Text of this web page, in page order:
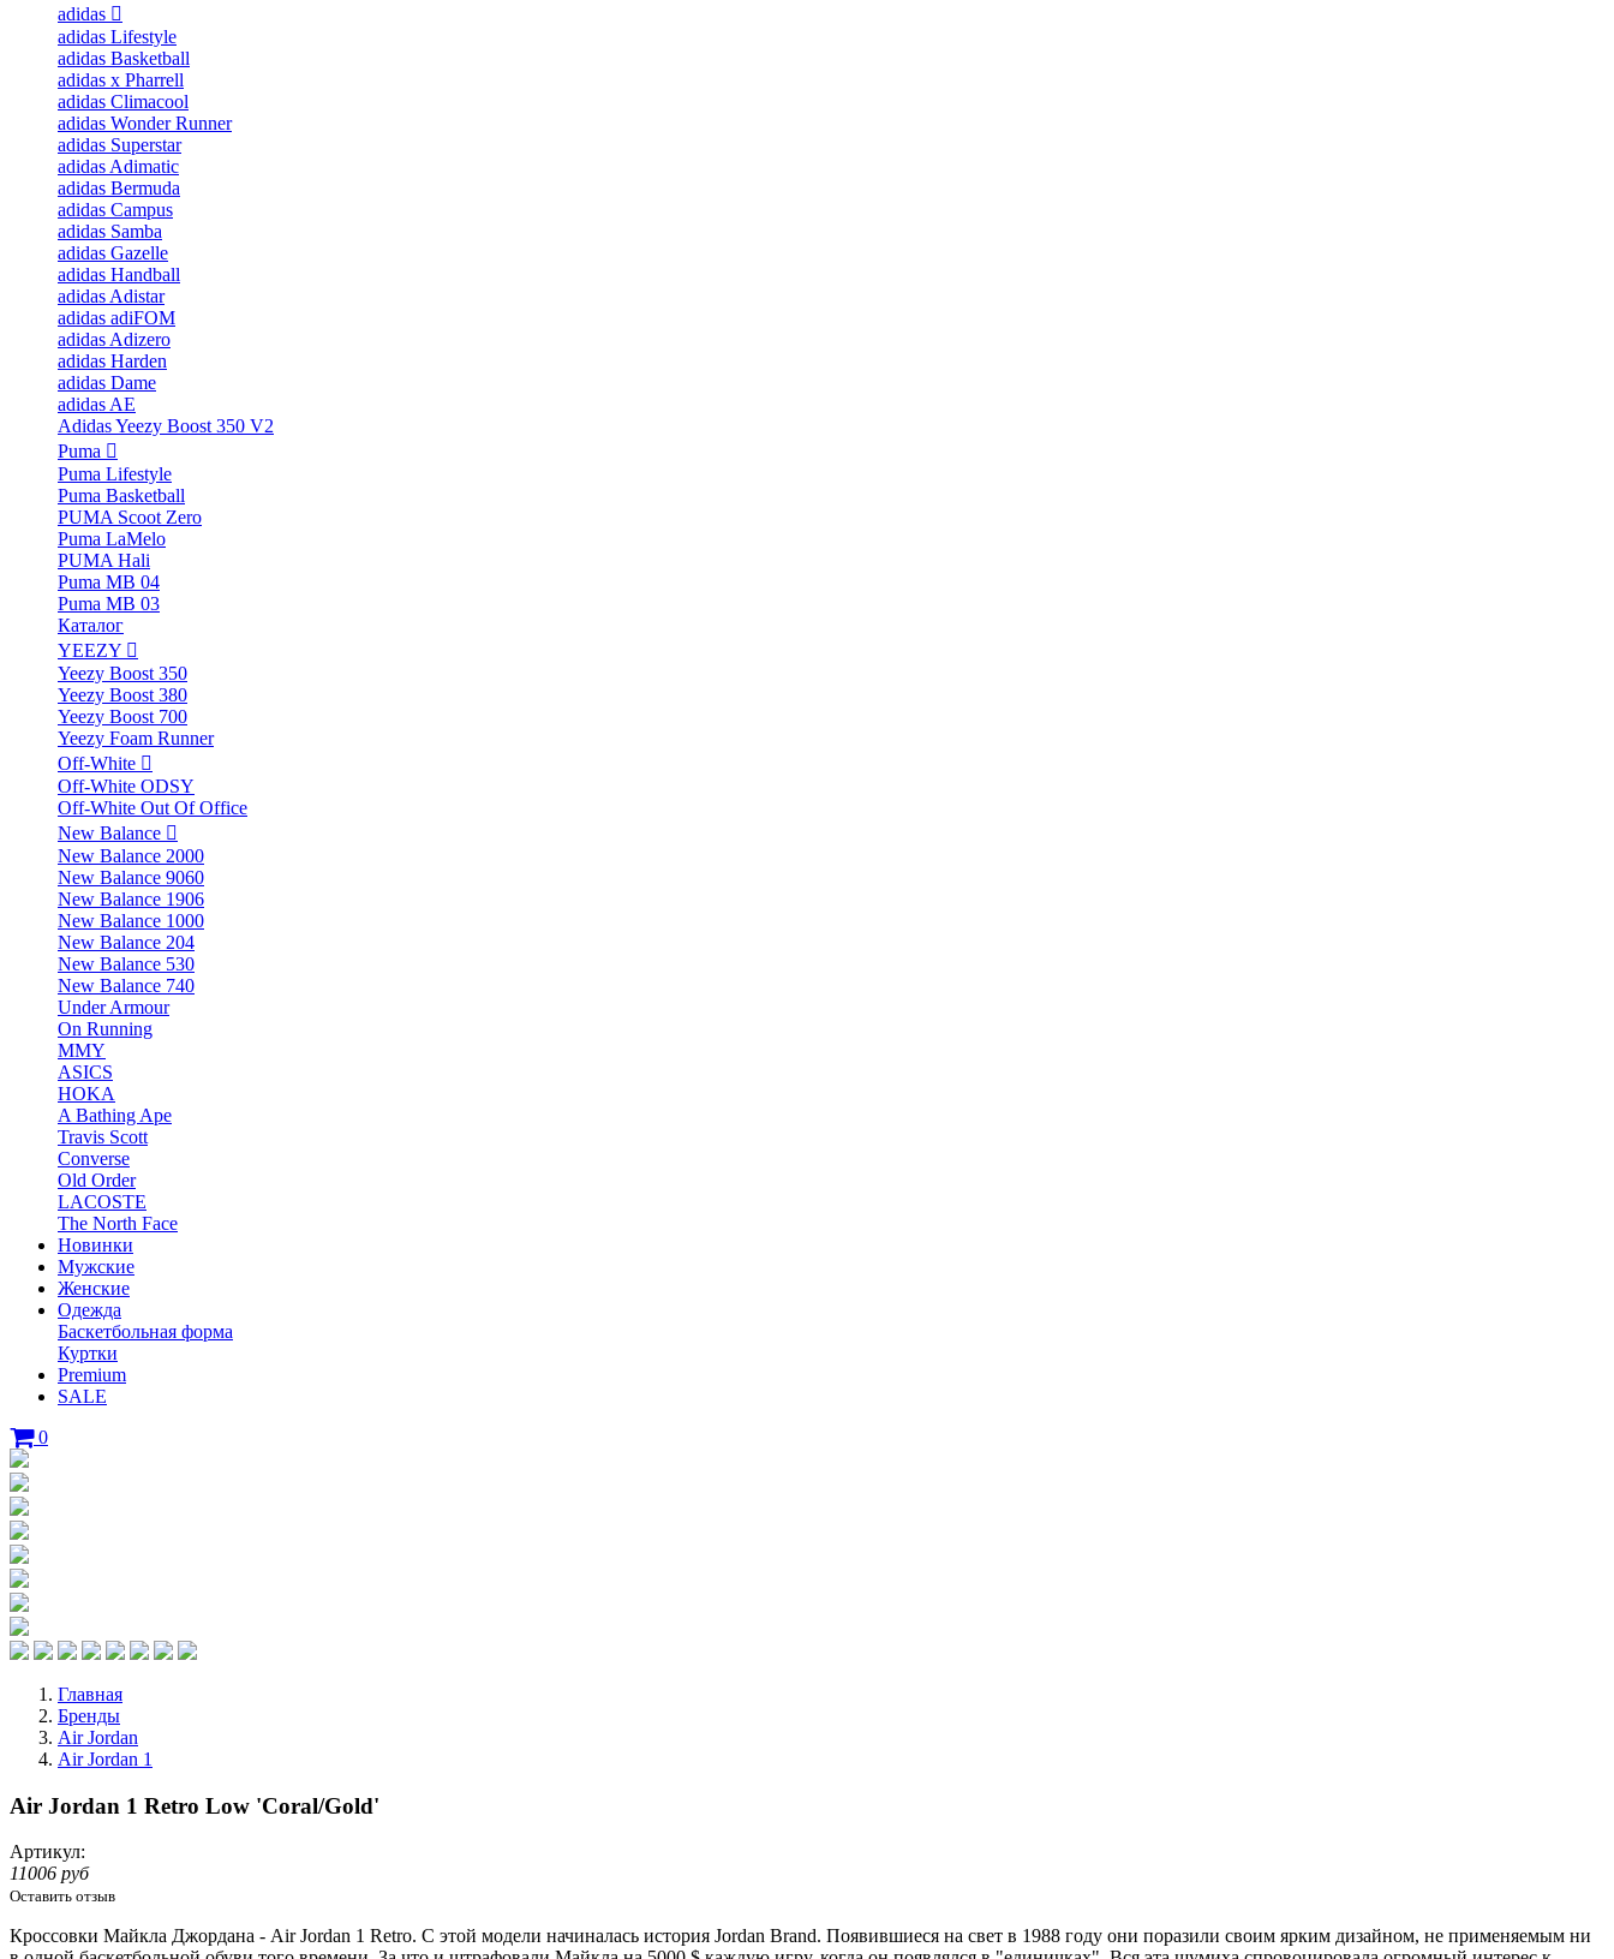
adidas
adidas Lifestyle
adidas Basketball
adidas x Pharrell
adidas Climacool
adidas Wonder Runner
adidas Superstar
adidas Adimatic
adidas Bermuda
adidas Campus
adidas Samba
adidas Gazelle
adidas Handball
adidas Adistar
adidas adiFOM
adidas Adizero
adidas Harden
adidas Dame
adidas AE
Adidas Yeezy Boost 350 V2
Puma
Puma Lifestyle
Puma Basketball
PUMA Scoot Zero
Puma LaMelo
PUMA Hali
Puma MB 04
Puma MB 03
Каталог
YEEZY
Yeezy Boost 350
Yeezy Boost 380
Yeezy Boost 700
Yeezy Foam Runner
Off-White
Off-White ODSY
Off-White Out Of Office
New Balance
New Balance 2000
New Balance 9060
New Balance 1906
New Balance 1000
New Balance 204
New Balance 530
New Balance 740
Under Armour
On Running
MMY
ASICS
HOKA
A Bathing Ape
Travis Scott
Converse
Old Order
LACOSTE
The North Face
Новинки
Мужские
Женские
Одежда
Баскетбольная форма
Куртки
Premium
SALE
0
Главная
Бренды
Air Jordan
Air Jordan 1
Air Jordan 1 Retro Low 'Coral/Gold'
Артикул:
11006 руб
Оставить отзыв
Кроссовки Майкла Джордана - Air Jordan 1 Retro. С этой модели начиналась история Jordan Brand. Появившиеся на свет в 1988 году они поразили своим ярким дизайном, не применяемым ни